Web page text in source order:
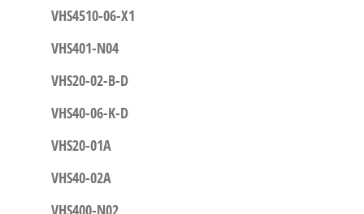
VHS4510-06-X1
VHS401-N04
VHS20-02-B-D
VHS40-06-K-D
VHS20-01A
VHS40-02A